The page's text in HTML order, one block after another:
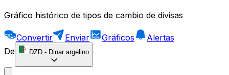
Gráfico histórico de tipos de cambio de divisas
Convertir Enviar Gráficos
Alertas
De
DZD - Dinar argelino